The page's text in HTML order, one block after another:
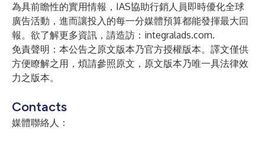
為具前瞻性的實用情報，IAS協助行銷人員即時優化全球
廣告活動，進而讓投入的每一分媒體預算都能發揮最大回
報。欲了解更多資訊，請造訪： integralads.com.
免責聲明：本公告之原文版本乃官方授權版本。譯文僅供
方便瞭解之用，煩請參照原文，原文版本乃唯一具法律效
力之版本。
Contacts
媒體聯絡人：